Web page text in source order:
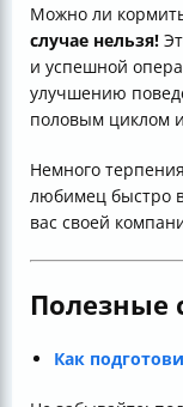
Можно ли
случае нельзя!
и успешной
улучшению
половым циклом
Немного
любимец быстро
вас своей
Полезные
Как